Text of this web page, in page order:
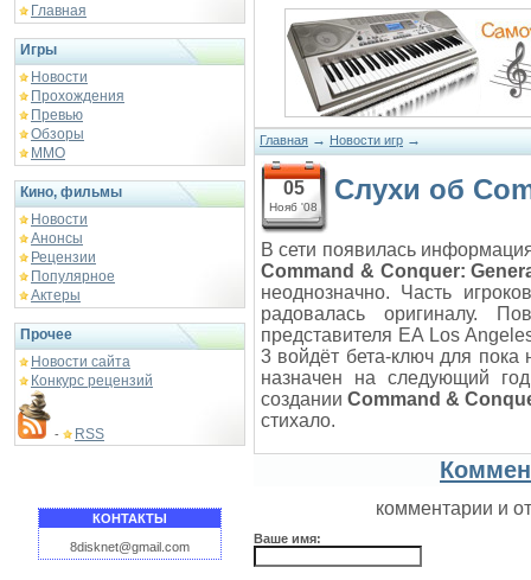
Главная
Игры
Новости
Прохождения
Превью
Обзоры
ММО
Кино, фильмы
Новости
Анонсы
Рецензии
Популярное
Актеры
Прочее
Новости сайта
Конкурс рецензий
- RSS
КОНТАКТЫ
8disknet@gmail.com
Главная → Новости игр →
05
Нояб '08
Слухи об
В сети появилась
Command & Conquer:
неоднозначно. Часть
радовалась оригиналу.
представителя EA Los
3 войдёт бета-ключ для пока
назначен на следующий
созданииCommand &
стихало.
комментарии и
Ваше имя: